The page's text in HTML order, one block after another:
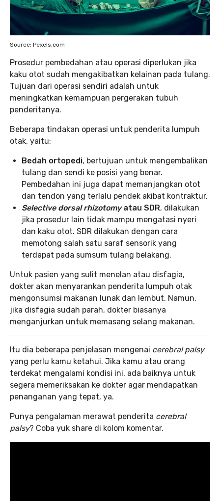
Source: Pexels.com
Prosedur pembedahan atau operasi diperlukan jika
kaku otot sudah mengakibatkan kelainan pada tulang.
Tujuan dari operasi sendiri adalah untuk
meningkatkan kemampuan pergerakan tubuh
penderitanya.
Beberapa tindakan operasi untuk penderita lumpuh
otak, yaitu:
Bedah ortopedi, bertujuan untuk mengembalikan
tulang dan sendi ke posisi yang benar.
Pembedahan ini juga dapat memanjangkan otot
dan tendon yang terlalu pendek akibat kontraktur.
Selective dorsal rhizotomyatau SDR, dilakukan
jika prosedur lain tidak mampu mengatasi nyeri
dan kaku otot. SDR dilakukan dengan cara
memotong salah satu saraf sensorik yang
terdapat pada sumsum tulang belakang.
Untuk pasien yang sulit menelan atau disfagia,
dokter akan menyarankan penderita lumpuh otak
mengonsumsi makanan lunak dan lembut. Namun,
jika disfagia sudah parah, dokter biasanya
menganjurkan untuk memasang selang makanan.
Itu dia beberapa penjelasan mengenai cerebral palsy
yang perlu kamu ketahui. Jika kamu atau orang
terdekat mengalami kondisi ini, ada baiknya untuk
segera memeriksakan ke dokter agar mendapatkan
penanganan yang tepat, ya.
Punya pengalaman merawat penderita cerebral
palsy? Coba yuk share di kolom komentar.